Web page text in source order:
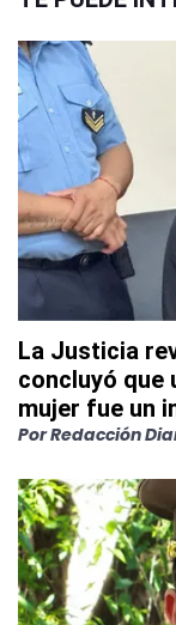
La Justicia
concluyó que
mujer fue un
PorRedacción